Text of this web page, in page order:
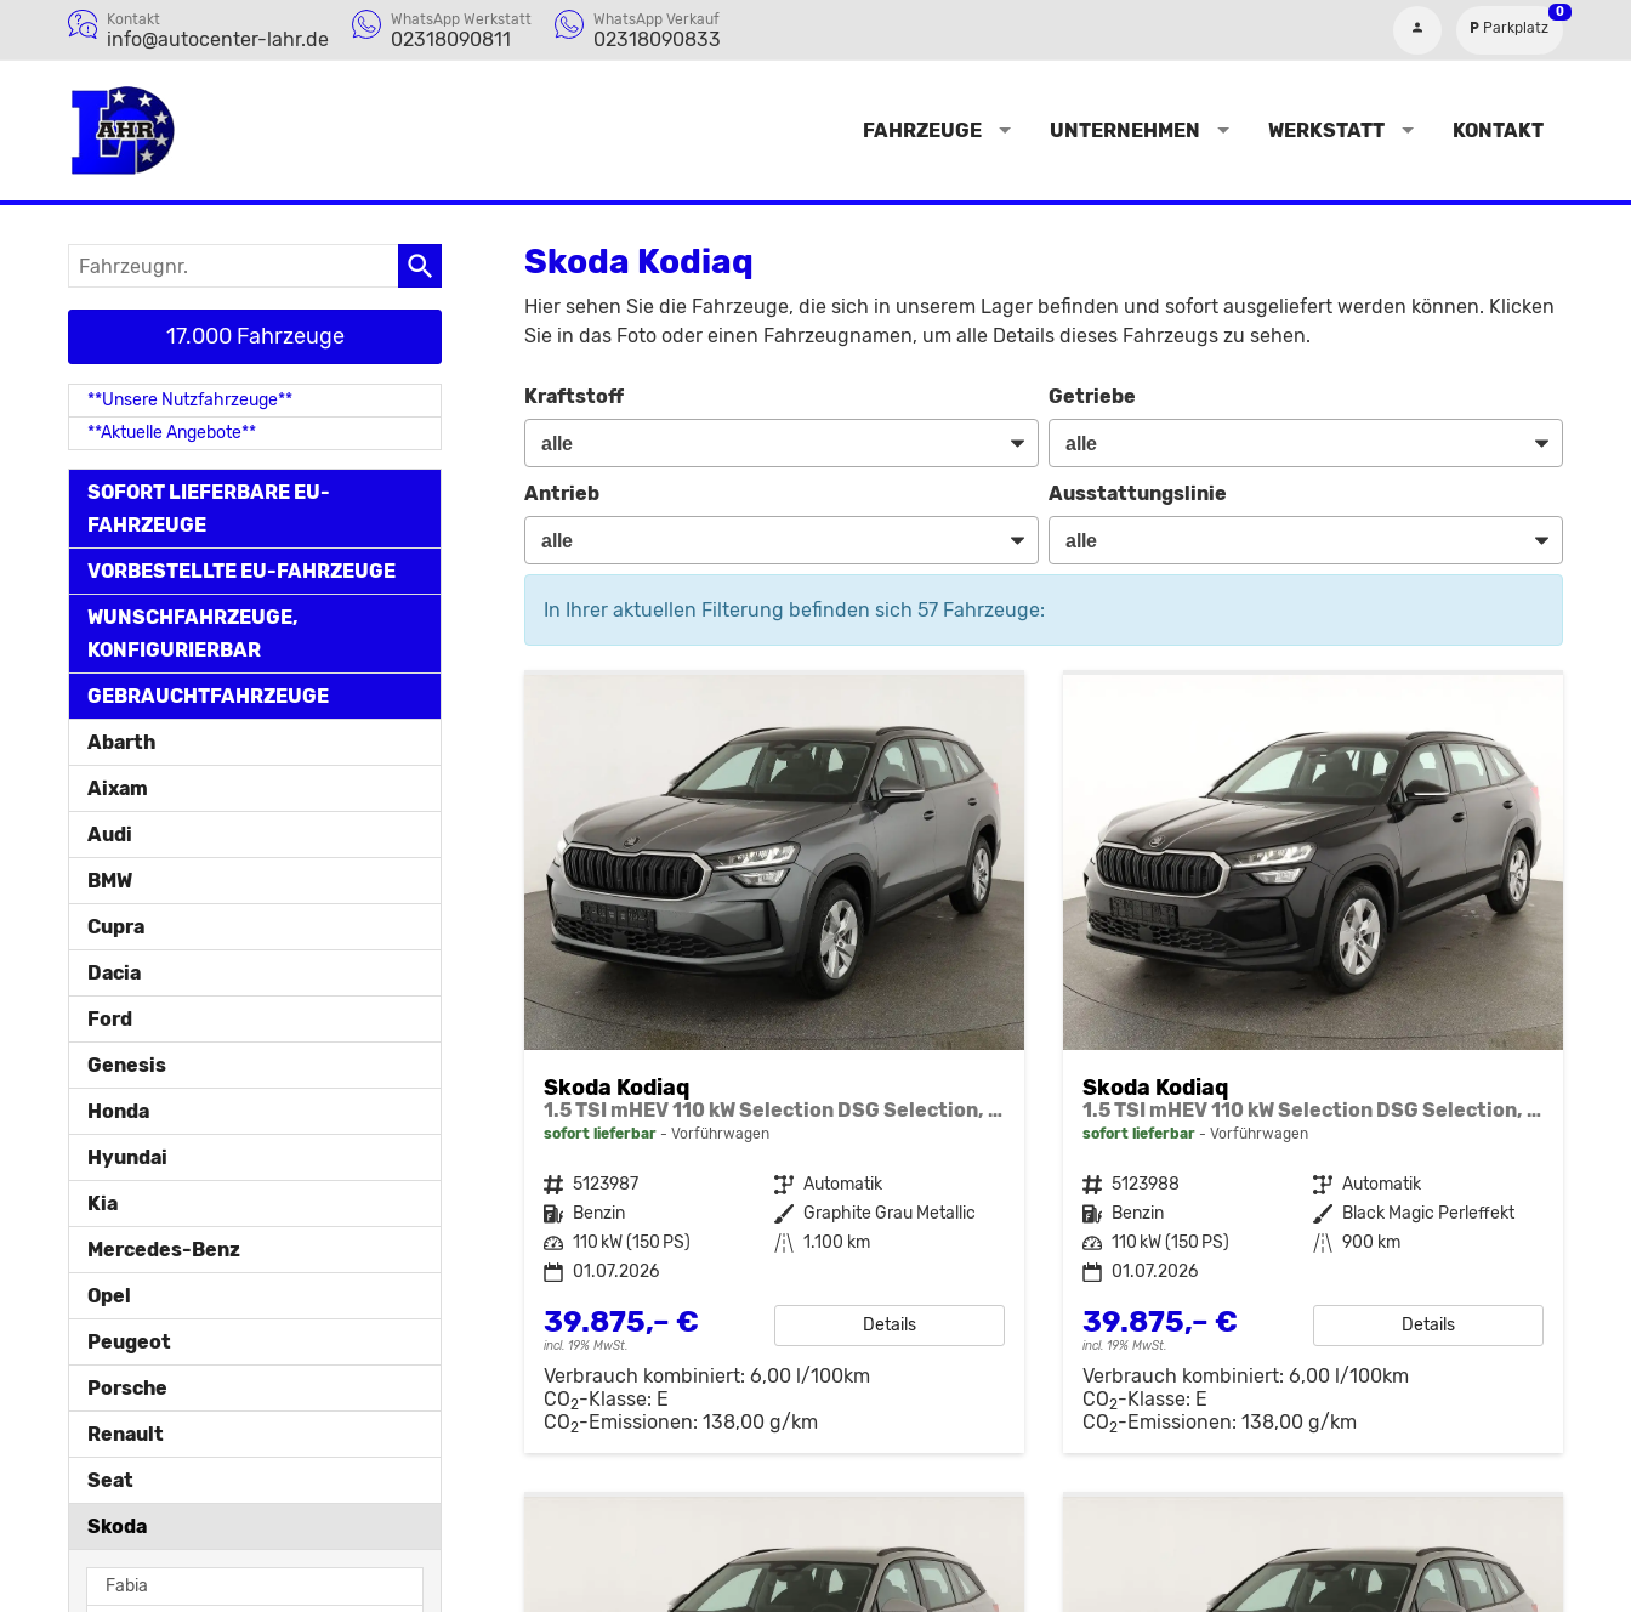
Kontakt
info@autocenter-lahr.de
WhatsApp Werkstatt
02318090811
WhatsApp Verkauf
02318090833
Parkplatz
0
FAHRZEUGE UNTERNEHMEN WERKSTATT KONTAKT
Skoda Kodiaq
Hier sehen Sie die Fahrzeuge, die sich in unserem Lager befinden und sofort ausgeliefert werden können. Klicken
Sie in das Foto oder einen Fahrzeugnamen, um alle Details dieses Fahrzeugs zu sehen.
Kraftstoff Getriebe
Antrieb Ausstattungslinie
In Ihrer aktuellen Filterung befinden sich 57Fahrzeuge:
Skoda Kodiaq
1.5 TSI mHEV 110 kW Selection DSG Selection, AHK, Navi, Side, Kamera, Winter, 4 J.- Garantie
sofort lieferbar Vorführwagen
Fahrzeugnr. 5123987 Getriebe Automatik
Kraftstoff Benzin Außenfarbe Graphite Grau Metallic
Leistung 110 kW (150 PS) Kilometerstand 1.100 km
01.07.2026
39.875,– €
incl. 19% MwSt.
Details
Verbrauch kombiniert: 6,00 l/100km
CO2-Klasse: E
CO2-Emissionen: 138,00 g/km
Skoda Kodiaq
1.5 TSI mHEV 110 kW Selection DSG Selection, AHK, Navi, Side, Kamera, Winter, 4 J.- Garantie
sofort lieferbar Vorführwagen
Fahrzeugnr. 5123988 Getriebe Automatik
Kraftstoff Benzin Außenfarbe Black Magic Perleffekt
Leistung 110 kW (150 PS) Kilometerstand 900 km
01.07.2026
39.875,– €
incl. 19% MwSt.
Details
Verbrauch kombiniert: 6,00 l/100km
CO2-Klasse: E
CO2-Emissionen: 138,00 g/km
Fahrzeugnr.
17.000 Fahrzeuge
**Unsere Nutzfahrzeuge**
**Aktuelle Angebote**
SOFORT LIEFERBARE EU-
FAHRZEUGE
VORBESTELLTE EU-FAHRZEUGE
WUNSCHFAHRZEUGE,
KONFIGURIERBAR
GEBRAUCHTFAHRZEUGE
Abarth
Aixam
Audi
BMW
Cupra
Dacia
Ford
Genesis
Honda
Hyundai
Kia
Mercedes-Benz
Opel
Peugeot
Porsche
Renault
Seat
Skoda
Fabia